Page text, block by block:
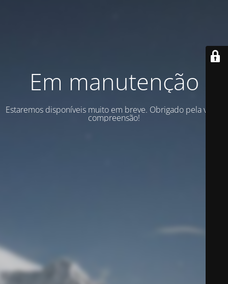
Em manutenção
Estaremos disponíveis muito em breve. Obrigado pela vossa
compreensão!